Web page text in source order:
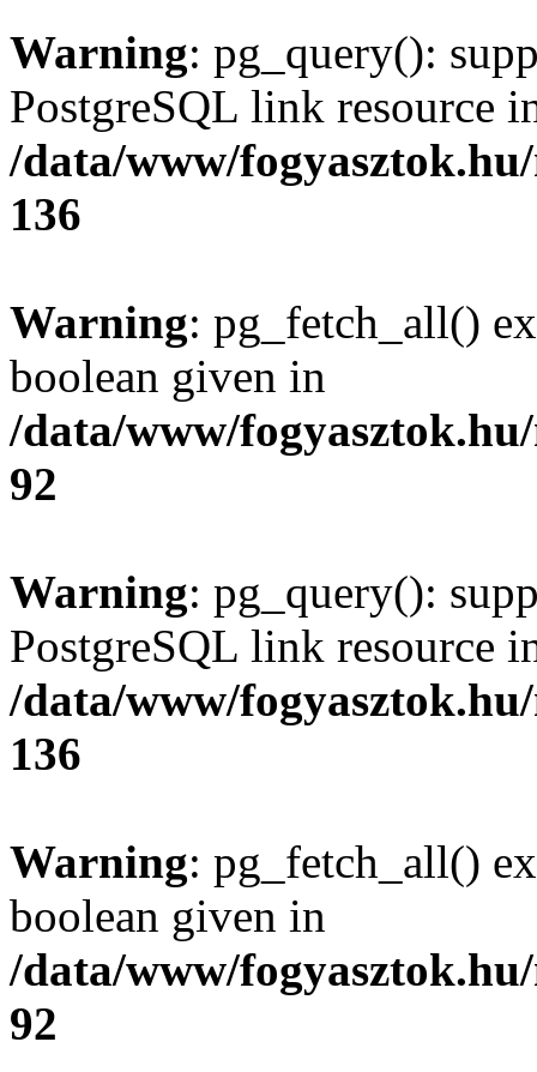
Warning: pg_query():
PostgreSQL link resource
/data/www/
136
Warning: pg_fetch_all()
boolean given in
/data/www/
92
Warning: pg_query():
PostgreSQL link resource
/data/www/
136
Warning: pg_fetch_all()
boolean given in
/data/www/
92